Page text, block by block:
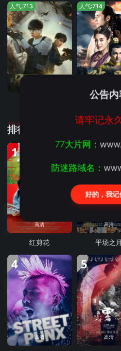
人气:713 人气:714
破暗
排行榜
RANKING
1
高清
红剪花
2
高清
平场之月
4
高清
5
高清
公告内
请牢记永
77大片网：
防迷路域名：
好的，我记